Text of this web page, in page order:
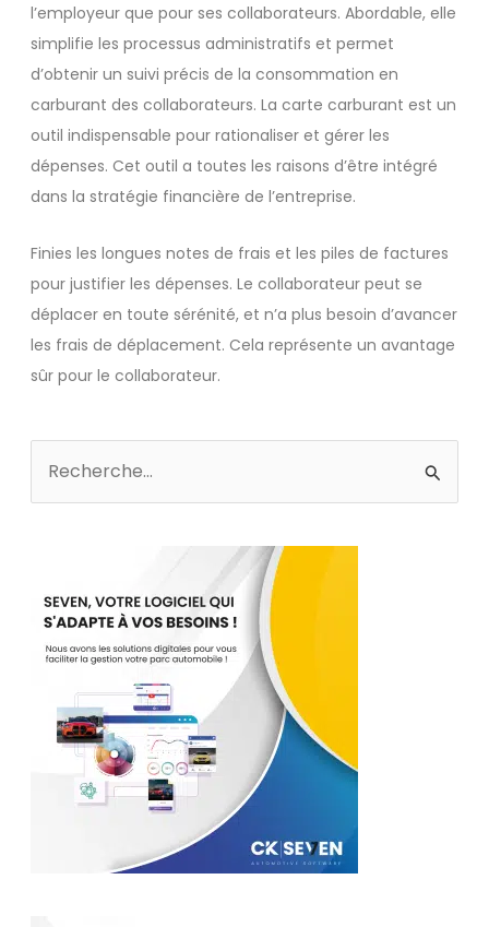
l’employeur que pour ses collaborateurs. Abordable, elle
simplifie les processus administratifs et permet
d’obtenir un suivi précis de la consommation en
carburant des collaborateurs. La carte carburant est un
outil indispensable pour rationaliser et gérer les
dépenses. Cet outil a toutes les raisons d’être intégré
dans la stratégie financière de l’entreprise.
Finies les longues notes de frais et les piles de factures
pour justifier les dépenses. Le collaborateur peut se
déplacer en toute sérénité, et n’a plus besoin d’avancer
les frais de déplacement. Cela représente un avantage
sûr pour le collaborateur.
Rechercher :